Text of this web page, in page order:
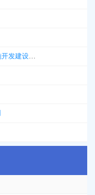
哈尔滨高新技术产业开发区基础设施开发建设有限公司